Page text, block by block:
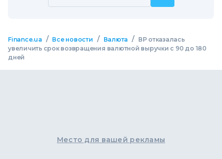
Finance.ua / Все новости / Валюта /
ВР отказалась
увеличить срок возвращения валютной выручки с 90 до 180
дней
Место для вашей рекламы